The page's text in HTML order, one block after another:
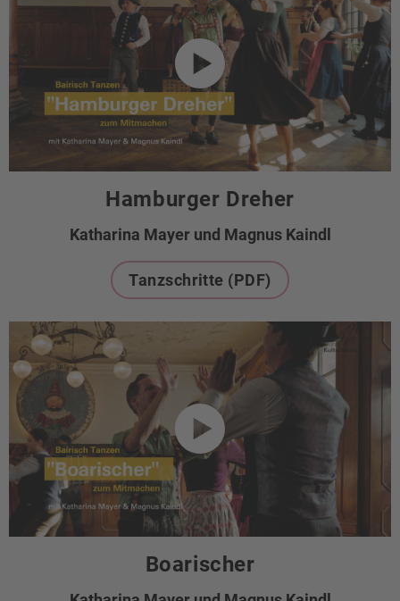
Hamburger Dreher
Katharina Mayer und Magnus Kaindl
Tanzschritte (PDF)
Boarischer